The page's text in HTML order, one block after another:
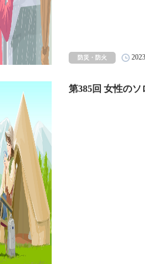
防災・防火
第385回 女性の